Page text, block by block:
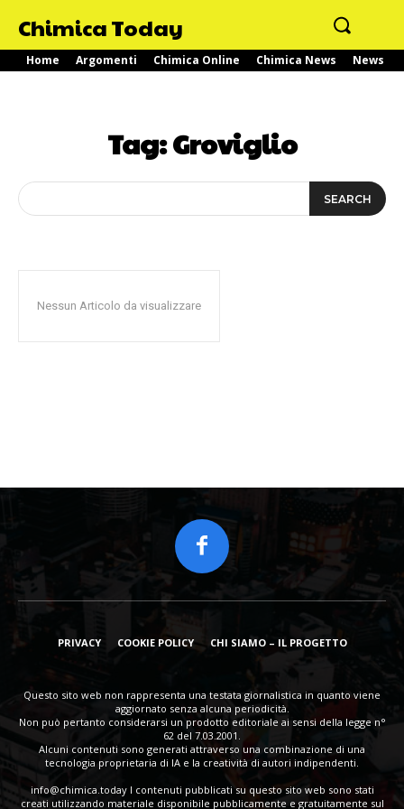
Chimica Today
Home Argomenti Chimica Online Chimica News News
Tag:Groviglio
SEARCH
Nessun Articolo da visualizzare
PRIVACY COOKIE POLICY CHI SIAMO – IL PROGETTO
Questo sito web non rappresenta una testata giornalistica in quanto viene
aggiornato senza alcuna periodicità.
Non può pertanto considerarsi un prodotto editoriale ai sensi della legge n°
62 del 7.03.2001.
Alcuni contenuti sono generati attraverso una combinazione di una
tecnologia proprietaria di IA e la creatività di autori indipendenti.
info@chimica.todayI contenuti pubblicati su questo sito web sono stati
creati utilizzando materiale disponibile pubblicamente e gratuitamente sul